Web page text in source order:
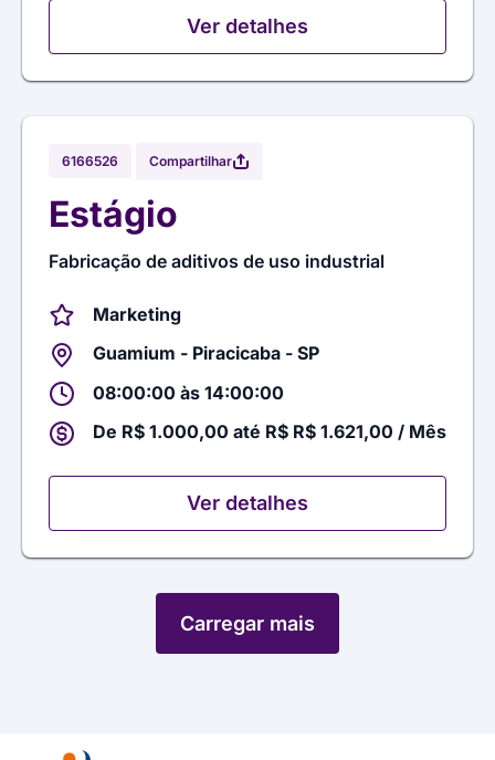
Ver detalhes
6166526 Compartilhar
Estágio
Fabricação de aditivos de uso industrial
Marketing
Guamium - Piracicaba - SP
08:00:00 às 14:00:00
De R$ 1.000,00 até R$ R$ 1.621,00 / Mês
Ver detalhes
Carregar mais